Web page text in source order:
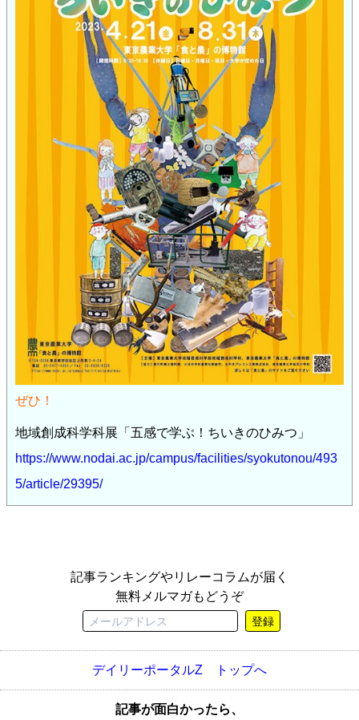
ぜひ！
地域創成科学科展「五感で学ぶ！ちいきのひみつ」
https://www.nodai.ac.jp/campus/facilities/syokutonou/493
5/article/29395/
記事ランキングやリレーコラムが届く
無料メルマガもどうぞ
登録
デイリーポータルZ トップへ
記事が面白かったら、